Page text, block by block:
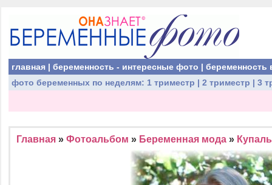
главная | беременность - интересные фото | беременность
фото беременных по неделям: 1 триместр | 2 триместр | 3
Главная » Фотоальбом » Беременная мода »